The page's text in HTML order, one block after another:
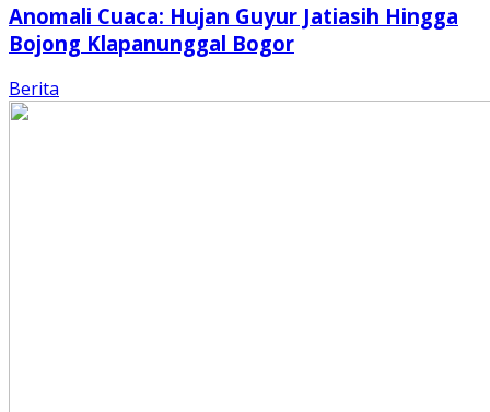
Anomali Cuaca: Hujan Guyur Jatiasih Hingga
Bojong Klapanunggal Bogor
Berita